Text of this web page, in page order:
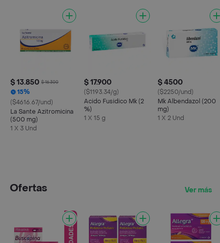
$ 13.850 $ 16.300
15%
($4616.67/und)
La Sante Azitromicina
(500 mg)
1 X 3 Und
$ 17.900
($1193.34/g)
Acido Fusidico Mk (2
%)
1 X 15 g
$ 4500
($2250/und)
Mk Albendazol (200
mg)
1 X 2 Und
Ofertas Ver más